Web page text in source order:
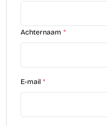
Achternaam *
E-mail *